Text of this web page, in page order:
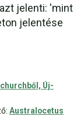
jelenti: 'mint
jelentése
Új-
Australocetus